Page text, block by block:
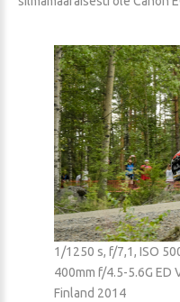
1/1250 s, f/7,1, ISO
400mm f/4.5-5.6G ED
Finland 2014